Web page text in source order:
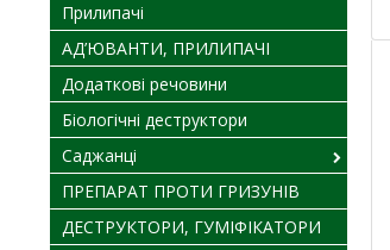
Прилипачі
АД’ЮВАНТИ, ПРИЛИПАЧІ
Додаткові речовини
Біологічні деструктори
Саджанці
ПРЕПАРАТ ПРОТИ ГРИЗУНІВ
ДЕСТРУКТОРИ, ГУМІФІКАТОРИ